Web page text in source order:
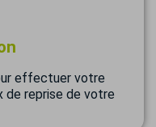
effectuer votre
de reprise de votre